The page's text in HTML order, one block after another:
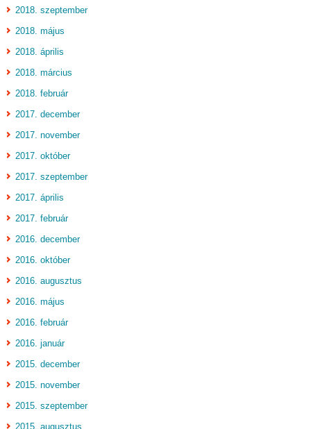
2018. szeptember
2018. május
2018. április
2018. március
2018. február
2017. december
2017. november
2017. október
2017. szeptember
2017. április
2017. február
2016. december
2016. október
2016. augusztus
2016. május
2016. február
2016. január
2015. december
2015. november
2015. szeptember
2015. augusztus